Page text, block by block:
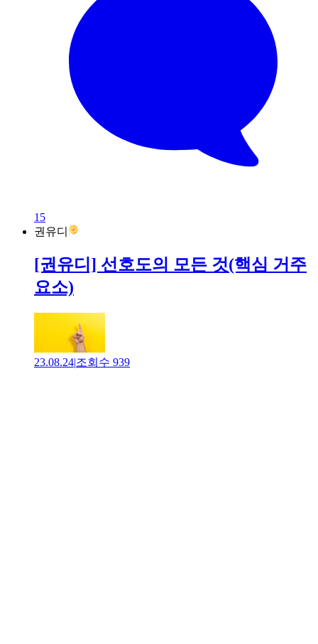
15
권유디
[권유디] 선호도의 모든 것(핵심 거주
요소)
23.08.24|조회수 939